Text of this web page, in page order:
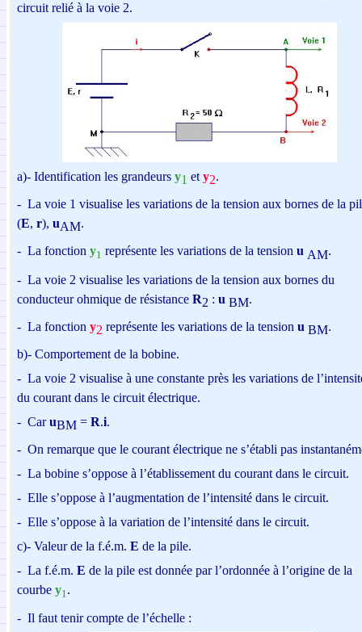
circuit relié à la voie 2.
a)- Identification les grandeurs y1 et y2.
- La voie 1 visualise les variations de la tension aux bornes de la
(E, r), uAM.
- La fonction y1 représente les variations de la tension u AM.
- La voie 2 visualise les variations de la tension aux bornes du
conducteur ohmique de résistance R2 : u BM.
- La fonction y2 représente les variations de la tension u BM.
b)- Comportement de la bobine.
- La voie 2 visualise à une constante près les variations de
du courant dans le circuit électrique.
- CaruBM = R.i.
- On remarque que le courant électrique ne s’établi pas
- La bobine s’oppose à l’établissement du courant dans le circuit.
- Elle s’oppose à l’augmentation de l’intensité dans le circuit.
- Elle s’oppose à la variation de l’intensité dans le circuit.
c)- Valeur de la f.é.m. E de la pile.
- La f.é.m. E de la pile est donnée par l’ordonnée à l’origine de la
courbe y1.
- Il faut tenir compte de l’échelle :